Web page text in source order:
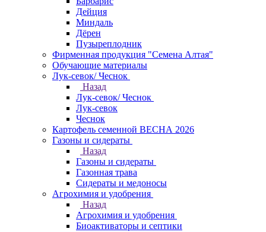
Дейция
Миндаль
Дёрен
Пузыреплодник
Фирменная продукция "Семена Алтая"
Обучающие материалы
Лук-севок/ Чеснок
Назад
Лук-севок/ Чеснок
Лук-севок
Чеснок
Картофель семенной ВЕСНА 2026
Газоны и сидераты
Назад
Газоны и сидераты
Газонная трава
Сидераты и медоносы
Агрохимия и удобрения
Назад
Агрохимия и удобрения
Биоактиваторы и септики